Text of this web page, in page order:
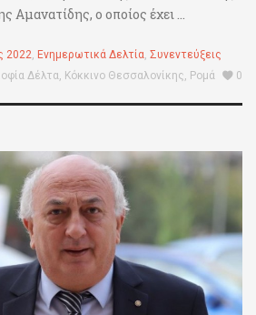
Αμανατίδης, ο οποίος έχει ...
2022, Ενημερωτικά Δελτία, Συνεντεύξεις
Δέλτα, Κόκκινο Θεσσαλονίκης, Ρομά 0